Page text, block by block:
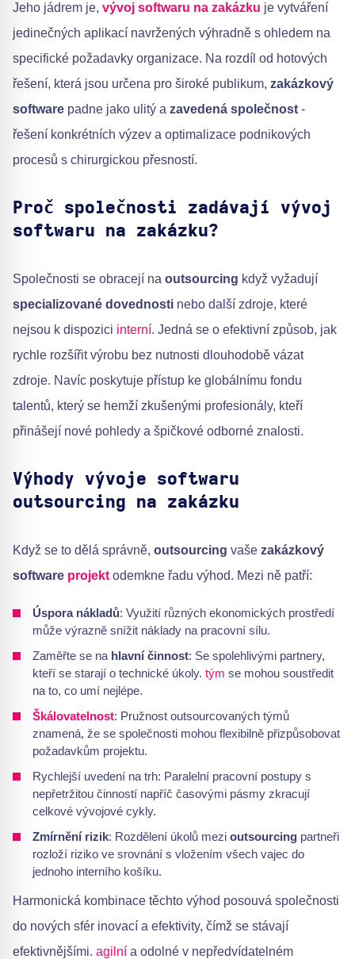
Jeho jádrem je, vývoj softwaru na zakázku je vytváření
jedinečných aplikací navržených výhradně s ohledem na
specifické požadavky organizace. Na rozdíl od hotových
řešení, která jsou určena pro široké publikum, zakázkový
software padne jako ulitý a zavedená společnost -
řešení konkrétních výzev a optimalizace podnikových
procesů s chirurgickou přesností.
Proč společnosti zadávají vývoj
softwaru na zakázku?
Společnosti se obracejí na outsourcing když vyžadují
specializované dovednosti nebo další zdroje, které
nejsou k dispozici interní. Jedná se o efektivní způsob, jak
rychle rozšířit výrobu bez nutnosti dlouhodobě vázat
zdroje. Navíc poskytuje přístup ke globálnímu fondu
talentů, který se hemží zkušenými profesionály, kteří
přinášejí nové pohledy a špičkové odborné znalosti.
Výhody vývoje softwaru
outsourcing na zakázku
Když se to dělá správně, outsourcing vaše zakázkový
software projekt odemkne řadu výhod. Mezi ně patří:
Úspora nákladů: Využití různých ekonomických prostředí
může výrazně snížit náklady na pracovní sílu.
Zaměřte se na hlavní činnost: Se spolehlivými partnery,
kteří se starají o technické úkoly. tým se mohou soustředit
na to, co umí nejlépe.
Škálovatelnost: Pružnost outsourcovaných týmů
znamená, že se společnosti mohou flexibilně přizpůsobovat
požadavkům projektu.
Rychlejší uvedení na trh: Paralelní pracovní postupy s
nepřetržitou činností napříč časovými pásmy zkracují
celkové vývojové cykly.
Zmírnění rizik: Rozdělení úkolů mezi outsourcing partneři
rozloží riziko ve srovnání s vložením všech vajec do
jednoho interního košíku.
Harmonická kombinace těchto výhod posouvá společnosti
do nových sfér inovací a efektivity, čímž se stávají
efektivnějšími. agilní a odolné v nepředvídatelném